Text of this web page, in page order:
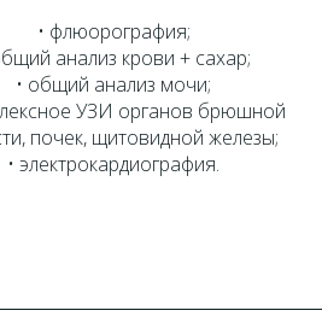
• флюорография;
анализ крови + сахар;
• общий анализ мочи;
УЗИ органов брюшной
почек, щитовидной железы;
• электрокардиография.